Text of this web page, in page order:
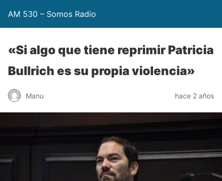
AM 530 – Somos Radio
«Si algo que tiene reprimir Patricia
Bullrich es su propia violencia»
Manu hace 2 años